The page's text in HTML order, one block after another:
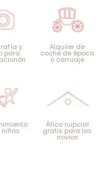
y
para
Alquiler de
coche de época
o carruaje
Ático nupcial
gratis para los
novios